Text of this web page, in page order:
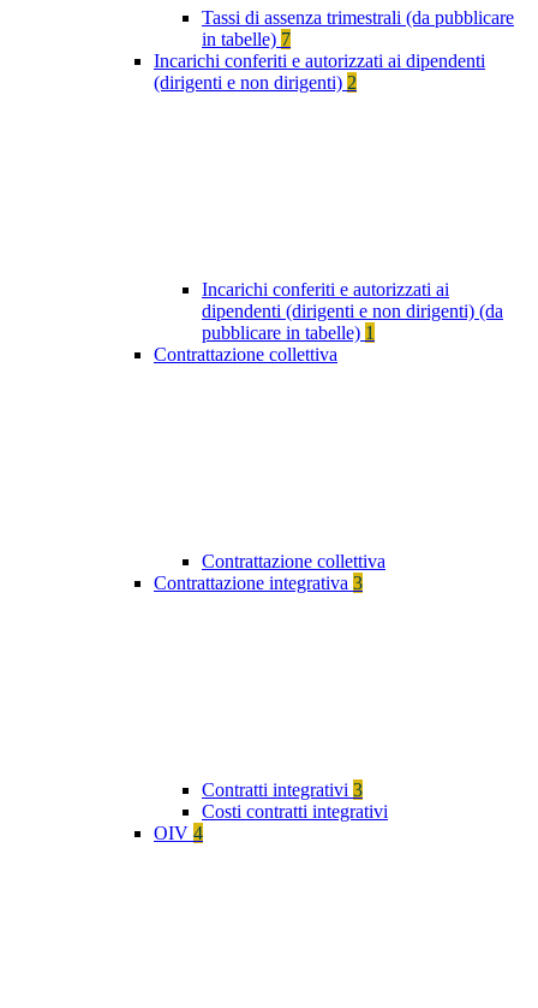
Tassi di assenza trimestrali (da pubblicare
in tabelle) 7
Incarichi conferiti e autorizzati ai dipendenti
(dirigenti e non dirigenti) 2
Incarichi conferiti e autorizzati ai
dipendenti (dirigenti e non dirigenti) (da
pubblicare in tabelle) 1
Contrattazione collettiva
Contrattazione collettiva
Contrattazione integrativa 3
Contratti integrativi 3
Costi contratti integrativi
OIV 4